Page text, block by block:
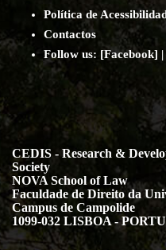
Política de
Contactos
Follow us: [Facebook] |
CEDIS - Research &
Society
NOVA School of Law
Faculdade de Direito da
Campus de Campolide
1099-032 LISBOA -